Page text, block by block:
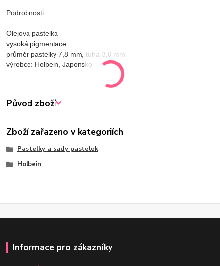
Podrobnosti:
Olejová pastelka
vysoká pigmentace
průměr pastelky 7,8 mm, tuha 3,8 mm
výrobce: Holbein, Japonsko
Původ zboží
Zboží zařazeno v kategoriích
Pastelky a sady pastelek
Holbein
Informace pro zákazníky